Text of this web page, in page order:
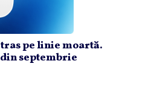
pe linie moartă.
septembrie